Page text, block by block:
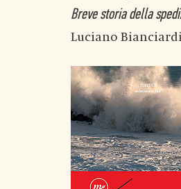
Breve storia della
Luciano